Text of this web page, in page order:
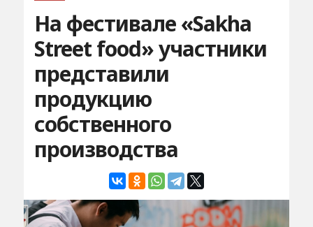
На фестивале «Sakha
Street food» участники
представили
продукцию
собственного
производства